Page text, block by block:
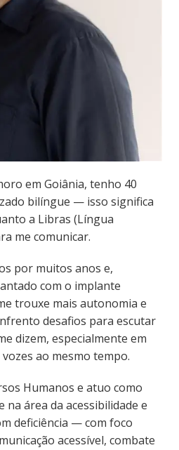
em Goiânia, tenho 40
bilíngue — isso significa
a Libras (Língua
me comunicar.
por muitos anos e,
com o implante
trouxe mais autonomia e
desafios para escutar
dizem, especialmente em
ao mesmo tempo.
Humanos e atuo como
área da acessibilidade e
deficiência — com foco
acessível, combate